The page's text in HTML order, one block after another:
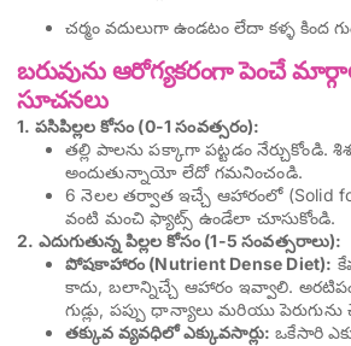
చర్మం వదులుగా ఉండటం లేదా కళ్ళ కింద
బరువును ఆరోగ్యకరంగా పెంచే
సూచనలు
1. పసిపిల్లల కోసం (0-1 సంవత్సరం):
తల్లి పాలను పక్కాగా పట్టడం నేర్చుకోండి.
అందుతున్నాయో లేదో గమనించండి.
6 నెలల తర్వాత ఇచ్చే ఆహారంలో (Solid
వంటి మంచి ఫ్యాట్స్ ఉండేలా చూసుకోండి.
2. ఎదుగుతున్న పిల్లల కోసం (1-5 సంవత్సరాలు):
పోషకాహారం (Nutrient Dense Diet):
కాదు, బలాన్నిచ్చే ఆహారం ఇవ్వాలి.
గుడ్లు, పప్పు ధాన్యాలు మరియు పెరుగును
తక్కువ వ్యవధిలో ఎక్కువసార్లు: ఒకేసారి